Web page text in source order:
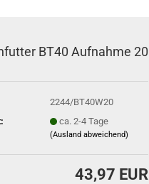
BT40 Aufnahme 20
2244/BT40W20
ca. 2-4 Tage
(Ausland abweichend)
43,97 EUR